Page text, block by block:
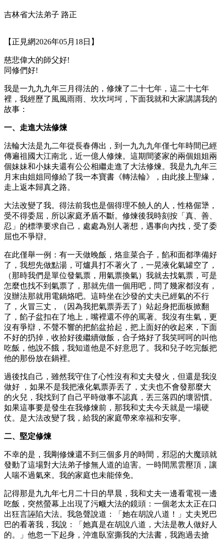
吉林省大法弟子 路正
【正見網2026年05月18日】
慈悲偉大的師父好!
同修們好!
我是一九九九年三月得法的，修煉了二十七年，這二十七年
裡，我經歷了風風雨雨、坎坎坷坷，下面我就和大家講講我的
故事：
一、走進大法修煉
法輪大法是九二年從長春傳出，到一九九九年僅七年時間已經
傳遍祖國大江南北，近一億人修煉。這期間婆家的兩個姐姐兩
個妹妹和小妹夫還有公公相繼走進了大法修煉。我是九九年三
月末由姐姐同修給了我一本寶書《轉法輪》，由此接上聖緣，
走上返本歸真之路。
大法改變了我。得法前我也是個得理不饒人的人，性格倔犟，
受不得委屈，所以家庭矛盾不斷。修煉後我時刻按「真、善、
忍」的標準要求自己，處處為別人著想，遇事向內找，受了委
屈也不爭辯。
在此僅舉一例：有一天做晚飯，烙韭菜合子，餡和面都準備好
了，我想先做點湯，可爐具打不著火了，一晃液化氣罐空了，
（那時我們是單位發氣票，用氣票換氣）我就去找氣票，可是
怎麼也找不到氣票了，那就先借一個用吧，問了幾家都沒有，
沒辦法那就用電鍋烙吧。這時坐在沙發的丈夫已經氣的不行
了，火冒三丈，（因為我把氣票弄丟了）站起身把面板掀翻
了，餡子盆扣在了地上，嘴裡還不停的罵著。我沒有生氣，更
沒有爭辯，不聲不響的把餡盆拾起，把上面好的收起來，下面
不好的扔掉，收拾好後繼續做飯，合子烙好了我笑呵呵的叫他
吃飯，他說不餓，我知道他是不好意思了。我和兒子吃完飯把
他的那份放在鍋裡。
過後找自己，雖然我守住了心性沒有和丈夫發火，但還是我沒
做好 ，如果不是我把液化氣票弄丟了，丈夫也不會發那麼大
的火兒，我找到了自己平時做事不認真，丟三落四的壞習慣。
如果這事要是發生在我修煉前，那我和丈夫今天就是一場硬
仗。是大法改變了我，給我的家庭帶來幸福和安寧。
二、堅定修煉
不幸的是，我剛修煉還不到三個多月的時間，邪惡的大魔頭就
發動了這場對大法弟子慘無人道的迫害。一時間黑雲壓頂，讓
人喘不過氣來。我的家庭也未能倖免。
記得那是九九年七月二十日的早晨，我和丈夫一邊看電視一邊
吃飯，突然螢幕上出現了污衊大法的鏡頭：一個老太太正在口
出狂言誣陷大法。我急聲說道：「她在胡說八道！」丈夫兇巴
巴的看著我，我說：「她真是在胡說八道，大法是教人做好人
的。」他忽一下起身，沖進臥室撕我的大法書，我跑過去搶